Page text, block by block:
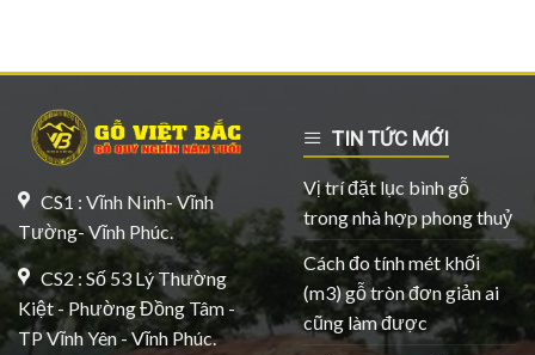
CS1 : Vĩnh Ninh- Vĩnh
Tường- Vĩnh Phúc.
CS2 : Số 53 Lý Thường
Kiệt - Phường Đồng Tâm -
TP Vĩnh Yên - Vĩnh Phúc.
TIN TỨC MỚI
Vị trí đặt lục bình gỗ
trong nhà hợp phong thuỷ
Cách đo tính mét khối
(m3) gỗ tròn đơn giản ai
cũng làm được